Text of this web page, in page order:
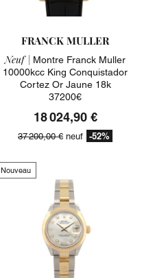
FRANCK MULLER
Neuf | Montre Franck Muller
10000kcc King Conquistador
Cortez Or Jaune 18k
37200€
18 024,90 €
37 200,00 € neuf -52%
Nouveau